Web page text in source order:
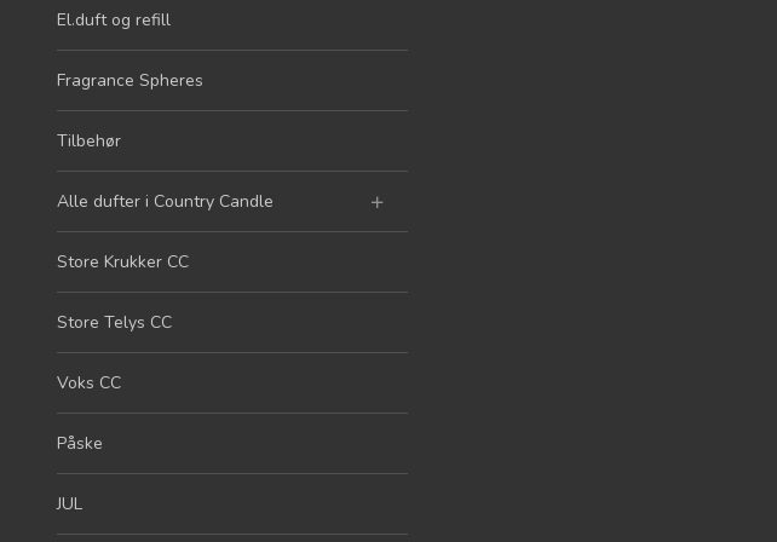
El.duft og refill
Fragrance Spheres
Tilbehør
Alle dufter i Country Candle
Store Krukker CC
Store Telys CC
Voks CC
Påske
JUL